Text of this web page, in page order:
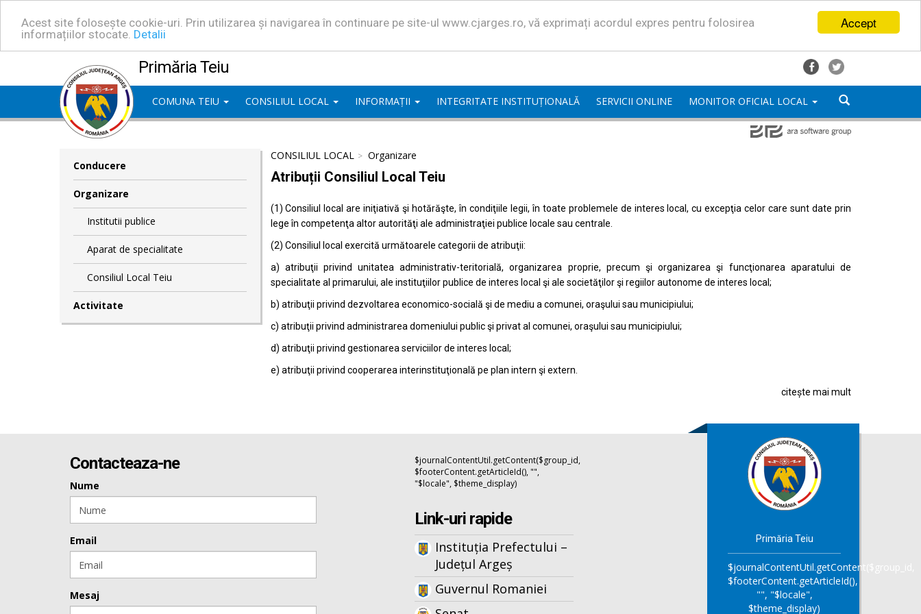
Accept
Acest site folosește cookie-uri. Prin utilizarea și navigarea în continuare pe site-ul www.cjarges.ro, vă exprimați acordul expres pentru folosirea
informațiilor stocate. Detalii
Primăria Teiu
COMUNA TEIU CONSILIUL LOCAL INFORMAȚII INTEGRITATE INSTITUȚIONALĂ SERVICII ONLINE MONITOR OFICIAL LOCAL
Conducere
Organizare
Institutii publice
Aparat de specialitate
Consiliul Local Teiu
Activitate
CONSILIUL LOCAL Organizare
Atribuții Consiliul Local Teiu
(1) Consiliul local are iniţiativă şi hotărăşte, în condiţiile legii, în toate problemele de interes local, cu excepţia celor care sunt date prin
lege în competenţa altor autorităţi ale administraţiei publice locale sau centrale.
(2) Consiliul local exercită următoarele categorii de atribuţii:
a) atribuţii privind unitatea administrativ-teritorială, organizarea proprie, precum şi organizarea şi funcţionarea aparatului de
specialitate al primarului, ale instituţiilor publice de interes local şi ale societăţilor şi regiilor autonome de interes local;
b) atribuţii privind dezvoltarea economico-socială şi de mediu a comunei, oraşului sau municipiului;
c) atribuţii privind administrarea domeniului public şi privat al comunei, oraşului sau municipiului;
d) atribuţii privind gestionarea serviciilor de interes local;
e) atribuţii privind cooperarea interinstituţională pe plan intern şi extern.
citește mai mult
Contacteaza-ne
Nume
Email
Mesaj
$journalContentUtil.getContent($group_id,
$footerContent.getArticleId(), "",
"$locale", $theme_display)
Link-uri rapide
Instituția Prefectului –
Județul Argeș
Guvernul Romaniei
Primăria Teiu
$journalContentUtil.getContent($group_id,
$footerContent.getArticleId(),
"", "$locale",
$theme_display)